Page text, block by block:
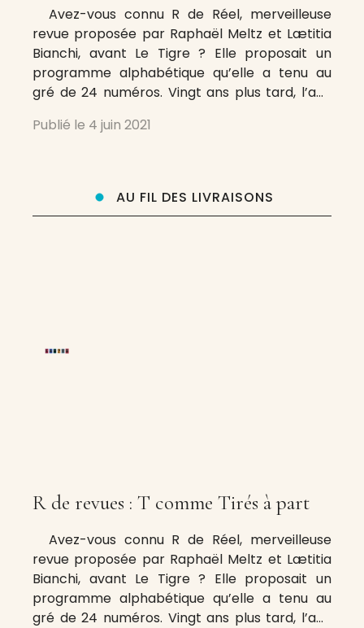
Avez-vous connu R de Réel, merveilleuse
revue proposée par Raphaël Meltz et Lætitia
Bianchi, avant Le Tigre ? Elle proposait un
programme alphabétique qu’elle a tenu au
gré de 24 numéros. Vingt ans plus tard, l’ami
appliqué aux revues dont il extraira, dans les
Publié le 4 juin 2021
AU FIL DES LIVRAISONS
R de revues : T comme Tirés à part
Avez-vous connu R de Réel, merveilleuse
revue proposée par Raphaël Meltz et Lætitia
Bianchi, avant Le Tigre ? Elle proposait un
programme alphabétique qu’elle a tenu au
gré de 24 numéros. Vingt ans plus tard, l’ami